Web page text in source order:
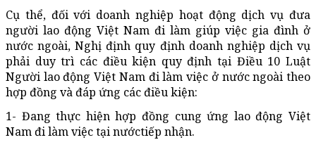
Cụ thể, đối với doanh nghiệp hoạt động dịch vụ đưa
người lao động Việt Nam đi làm giúp việc gia đình ở
nước ngoài, Nghị định quy định doanh nghiệp dịch vụ
phải duy trì các điều kiện quy định tại Điều 10 Luật
Người lao động Việt Nam đi làm việc ở nước ngoài theo
hợp đồng và đáp ứng các điều kiện:
1- Đang thực hiện hợp đồng cung ứng lao động Việt
Nam đi làm việc tại nướctiếp nhận.